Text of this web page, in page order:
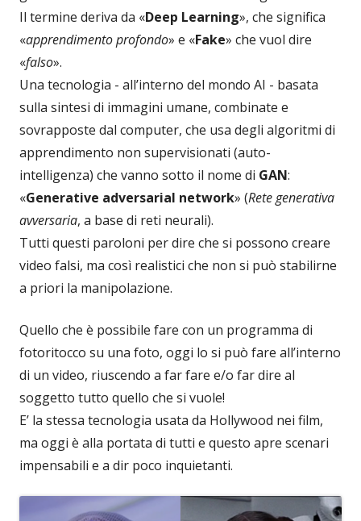
Il termine deriva da «Deep Learning», che significa
«apprendimento profondo» e «Fake» che vuol dire
«falso».
Una tecnologia - all’interno del mondo AI - basata
sulla sintesi di immagini umane, combinate e
sovrapposte dal computer, che usa degli algoritmi di
apprendimento non supervisionati (auto-
intelligenza) che vanno sotto il nome di GAN:
«Generative adversarial network» (Rete generativa
avversaria, a base di reti neurali).
Tutti questi paroloni per dire che si possono creare
video falsi, ma così realistici che non si può stabilirne
a priori la manipolazione.
Quello che è possibile fare con un programma di
fotoritocco su una foto, oggi lo si può fare all’interno
di un video, riuscendo a far fare e/o far dire al
soggetto tutto quello che si vuole!
E’ la stessa tecnologia usata da Hollywood nei film,
ma oggi è alla portata di tutti e questo apre scenari
impensabili e a dir poco inquietanti.